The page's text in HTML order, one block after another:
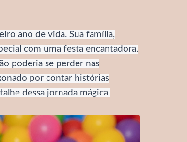
ano de vida. Sua família,
com uma festa encantadora.
poderia se perder nas
por contar histórias
dessa jornada mágica.